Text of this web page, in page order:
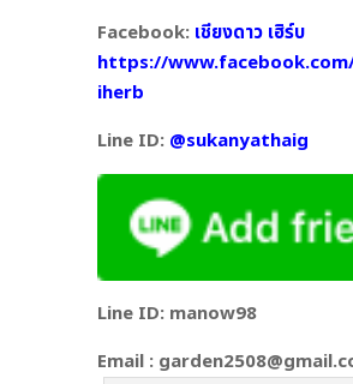
Facebook: เชียงดาว เฮิร์บ
https://
iherb
Line ID: @sukanyathaig
Line ID: manow98
Email :